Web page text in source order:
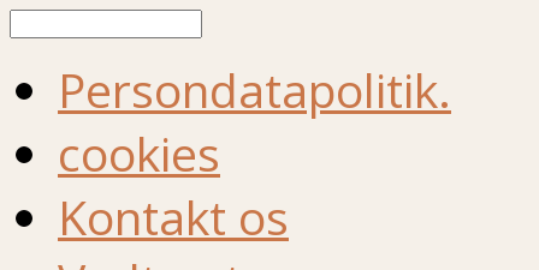
Persondatapolitik.
cookies
Kontakt os